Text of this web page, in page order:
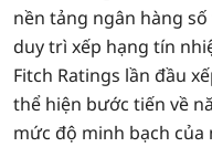
nền tảng ngân hàng
duy trì xếp hạng tín
Fitch Ratings lần đầu
thể hiện bước tiến về
mức độ minh bạch của